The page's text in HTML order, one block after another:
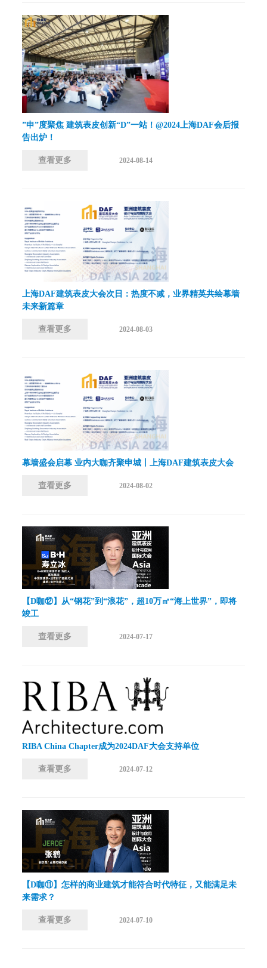
”申”度聚焦 建筑表皮创新“D”一站！@2024上海DAF会后报
告出炉！
查看更多 2024-08-14
上海DAF建筑表皮大会次日：热度不减，业界精英共绘幕墙
未来新篇章
查看更多 2024-08-03
幕墙盛会启幕 业内大咖齐聚申城丨上海DAF建筑表皮大会
查看更多 2024-08-02
【D咖⑫】从“钢花”到“浪花”，超10万㎡“海上世界”，即将
竣工
查看更多 2024-07-17
RIBA China Chapter成为2024DAF大会支持单位
查看更多 2024-07-12
【D咖⑪】怎样的商业建筑才能符合时代特征，又能满足未
来需求？
查看更多 2024-07-10